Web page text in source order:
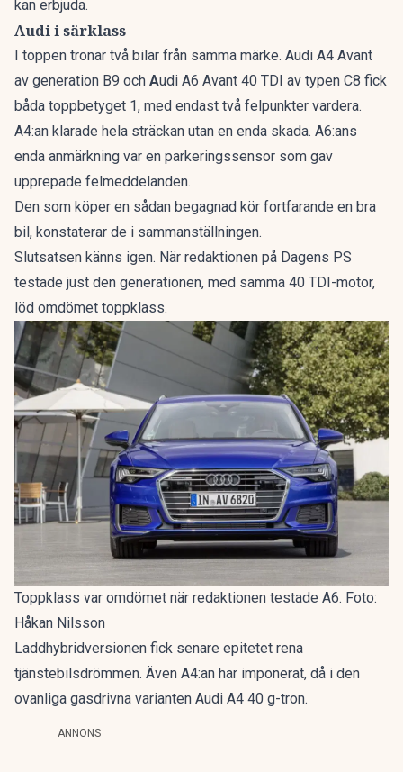
kan erbjuda.
Audi i särklass
I toppen tronar två bilar från samma märke. Audi A4 Avant
av generation B9 och Audi A6 Avant 40 TDI av typen C8 fick
båda toppbetyget 1, med endast två felpunkter vardera.
A4:an klarade hela sträckan utan en enda skada. A6:ans
enda anmärkning var en parkeringssensor som gav
upprepade felmeddelanden.
Den som köper en sådan begagnad kör fortfarande en bra
bil, konstaterar de i sammanställningen.
Slutsatsen känns igen. När redaktionen på Dagens PS
testade just den generationen, med samma 40 TDI-motor,
löd omdömet toppklass.
Toppklass var omdömet när redaktionen testade A6. Foto:
Håkan Nilsson
Laddhybridversionen fick senare epitetet rena
tjänstebilsdrömmen. Även A4:an har imponerat, då i den
ovanliga gasdrivna varianten Audi A4 40 g-tron.
ANNONS